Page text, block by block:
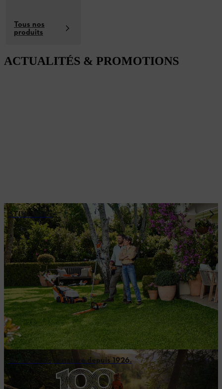
Tous nos
produits
ACTUALITÉS & PROMOTIONS
STIHL Deals
Au coeur de la nature depuis 1926.